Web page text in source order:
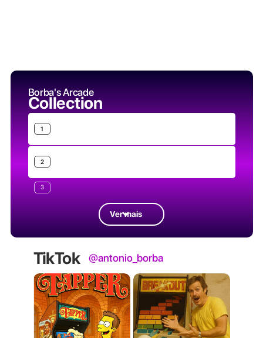
Borba's Arcade
Collection
1
2
3
Ver mais
TikTok @antonio_borba